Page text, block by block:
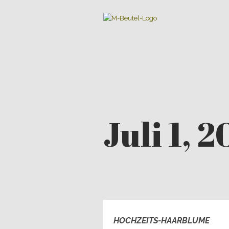
Juli 1,
HOCHZEITS-HAARBLUME